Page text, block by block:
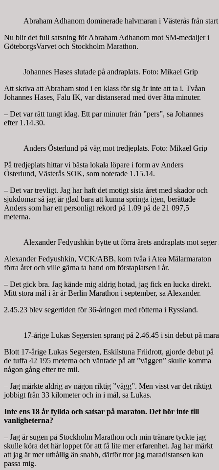
Abraham Adhanom dominerade halvmaran i Västerås från
Nu blir det full satsning för Abraham Adhanom mot SM-medaljer i
GöteborgsVarvet och Stockholm Marathon.
Johannes Hases slutade på andraplats. Foto: Mikael Grip
Att skriva att Abraham stod i en klass för sig är inte att ta i. Tvåan
Johannes Hases, Falu IK, var distanserad med över åtta minuter.
– Det var rätt tungt idag. Ett par minuter från ”pers”, sa Johannes
efter 1.14.30.
Anders Österlund på väg mot tredjeplats. Foto: Mikael Grip
På tredjeplats hittar vi bästa lokala löpare i form av Anders
Österlund, Västerås SOK, som noterade 1.15.14.
– Det var trevligt. Jag har haft det motigt sista året med skador och
sjukdomar så jag är glad bara att kunna springa igen, berättade
Anders som har ett personligt rekord på 1.09 på de 21 097,5
meterna.
Alexander Fedyushkin bytte ut förra årets andraplats mot
Alexander Fedyushkin, VCK/ABB, kom tvåa i Atea Mälarmaraton
förra året och ville gärna ta hand om förstaplatsen i år.
– Det gick bra. Jag kände mig aldrig hotad, jag fick en lucka direkt.
Mitt stora mål i år är Berlin Marathon i september, sa Alexander.
2.45.23 blev segertiden för 36-åringen med rötterna i Ryssland.
17-årige Lukas Segersten sprang på 2.46.45 i sin debut på
Blott 17-årige Lukas Segersten, Eskilstuna Friidrott, gjorde debut på
de tuffa 42 195 meterna och väntade på att ”väggen” skulle komma
någon gång efter tre mil.
– Jag märkte aldrig av någon riktig ”vägg”. Men visst var det riktigt
jobbigt från 33 kilometer och in i mål, sa Lukas.
Inte ens 18 år fyllda och satsar på maraton. Det hör inte till
vanligheterna?
– Jag är sugen på Stockholm Marathon och min tränare tyckte jag
skulle köra det här loppet för att få lite mer erfarenhet. Jag har märkt
att jag är mer uthållig än snabb, därför tror jag maradistansen kan
passa mig.